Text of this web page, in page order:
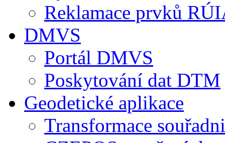
Reklamace prvků
DMVS
Portál DMVS
Poskytování dat DTM
Geodetické aplikace
Transformace